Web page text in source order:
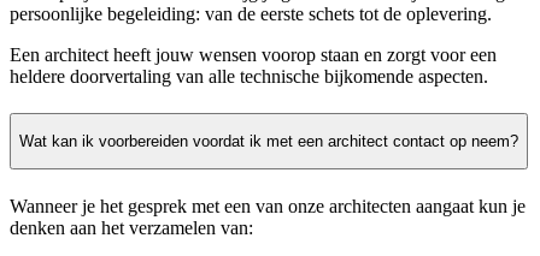
persoonlijke begeleiding: van de eerste schets tot de oplevering.
Een architect heeft jouw wensen voorop staan en zorgt voor een
heldere doorvertaling van alle technische bijkomende aspecten.
Wat kan ik voorbereiden voordat ik met een architect contact op neem?
Wanneer je het gesprek met een van onze architecten aangaat kun je
denken aan het verzamelen van: